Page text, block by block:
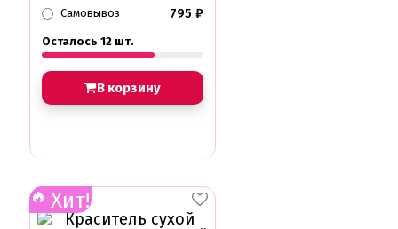
Самовывоз 795 ₽
Осталось 12 шт.
В корзину
Хит!